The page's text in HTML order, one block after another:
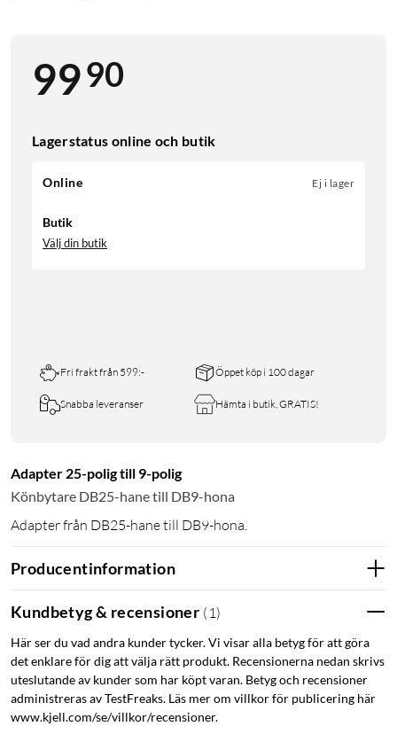
9990
Lagerstatus online och butik
Online Ej i lager
Butik
Välj din butik
Fri frakt från 599:- Öppet köp i 100 dagar
Snabba leveranser Hämta i butik, GRATIS!
Adapter 25-polig till 9-polig
Könbytare DB25-hane till DB9-hona
Adapter från DB25-hane till DB9-hona.
Producentinformation
Kundbetyg & recensioner ( 1 )
Här ser du vad andra kunder tycker. Vi visar alla betyg för att göra
det enklare för dig att välja rätt produkt. Recensionerna nedan skrivs
uteslutande av kunder som har köpt varan. Betyg och recensioner
administreras av TestFreaks. Läs mer om villkor för publicering här
www.kjell.com/se/villkor/recensioner.